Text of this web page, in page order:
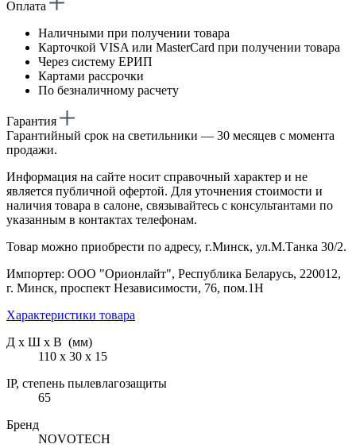
Оплата
Наличными при получении товара
Карточкой VISA или MasterCard при получении товара
Через систему ЕРИП
Картами рассрочки
По безналичному расчету
Гарантия
Гарантийный срок на светильники — 30 месяцев с момента
продажи.
Информация на сайте носит справочный характер и не
является публичной офертой. Для уточнения стоимости и
наличия товара в салоне, связывайтесь с консультантами по
указанным в контактах телефонам.
Товар можно приобрести по адресу, г.Минск, ул.М.Танка 30/2.
Импортер: ООО "Орионлайт", Республика Беларусь, 220012,
г. Минск, проспект Независимости, 76, пом.1Н
Характеристики товара
Д х Ш х В (мм)
110 х 30 х 15
IP, степень пылевлагозащиты
65
Бренд
NOVOTECH